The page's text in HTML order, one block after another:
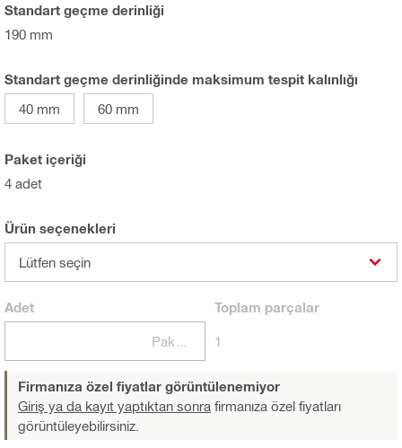
Standart geçme derinliği
190 mm
Standart geçme derinliğinde maksimum tespit kalınlığı
40 mm
60 mm
Paket içeriği
4 adet
Ürün seçenekleri
Lütfen seçin
Adet Toplam parçalar
1
Firmanıza özel fiyatlar görüntülenemiyor
Giriş ya da kayıt yaptıktan sonra firmanıza özel fiyatları
görüntüleyebilirsiniz.